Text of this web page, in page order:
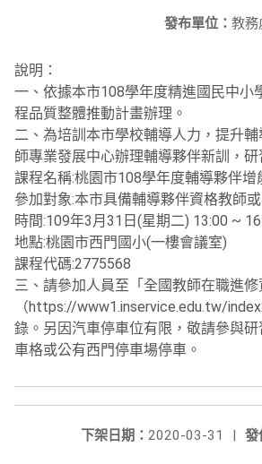
發布單位： 教務
說明：
一、依據本市108學年度精進國民中小
程品質整體推動計畫辦理。
二、為培訓本市學校輔導人力，提升
師專業發展中心辦理輔導夥伴新訓，
課程名稱:桃園市108學年度輔導夥伴增
參加對象:本市具備輔導夥伴資格教師
時間:109年3月31日(星期二) 13:00 ~
地點:桃園市西門國小(一樓會議室)
課程代碼:2775568
三、請參加人員至「全國教師在職進修
（https://www1.inservice.edu.tw/
錄 。另因汽車停車位有限， 敬請參與
車格或公有西門停車場停車。
發
下架日期： 2020-03-31
|